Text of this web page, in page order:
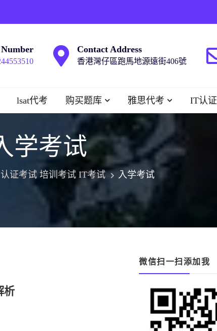
Contact Address
香港灣仔區跑馬地源遠街406號
lsat代考 购买题库 雅思代考 IT认证
学考试
证考试 培训考试 IT考试 入学考试
析
微信扫一扫添加我